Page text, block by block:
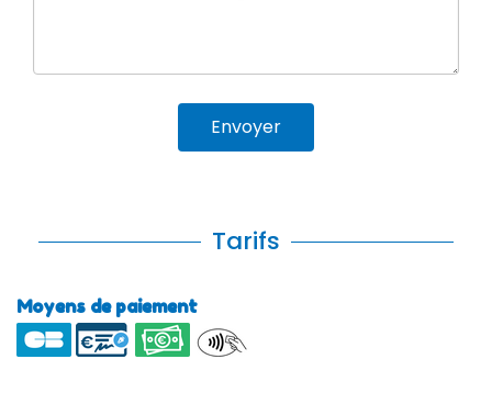
Envoyer
Tarifs
Moyens de paiement